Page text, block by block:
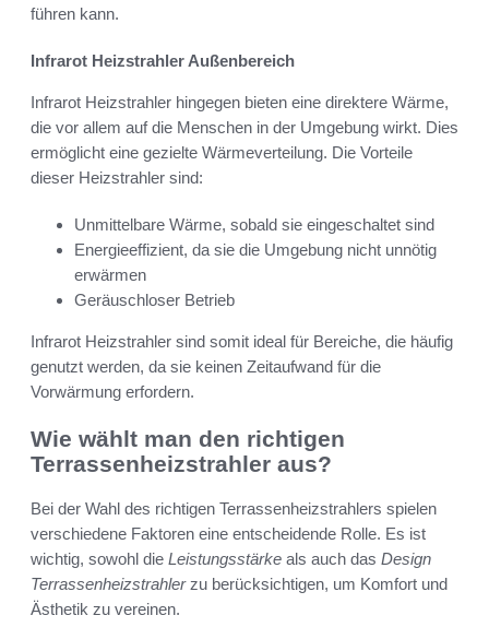
führen kann.
Infrarot Heizstrahler Außenbereich
Infrarot Heizstrahler hingegen bieten eine direktere Wärme,
die vor allem auf die Menschen in der Umgebung wirkt. Dies
ermöglicht eine gezielte Wärmeverteilung. Die Vorteile
dieser Heizstrahler sind:
Unmittelbare Wärme, sobald sie eingeschaltet sind
Energieeffizient, da sie die Umgebung nicht unnötig
erwärmen
Geräuschloser Betrieb
Infrarot Heizstrahler sind somit ideal für Bereiche, die häufig
genutzt werden, da sie keinen Zeitaufwand für die
Vorwärmung erfordern.
Wie wählt man den richtigen
Terrassenheizstrahler aus?
Bei der Wahl des richtigen Terrassenheizstrahlers spielen
verschiedene Faktoren eine entscheidende Rolle. Es ist
wichtig, sowohl die Leistungsstärke als auch das Design
Terrassenheizstrahlerzu berücksichtigen, um Komfort und
Ästhetik zu vereinen.